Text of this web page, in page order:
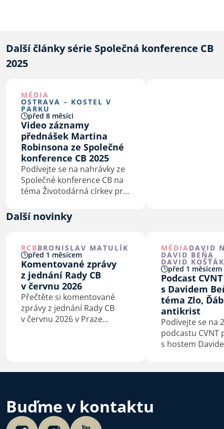
Další články série Společná konference CB
2025
MÉDIA
OSTRAVA – KOSTEL V
PARKU
před 8 měsíci
Video záznamy
přednášek Martina
Robinsona ze Společné
konference CB 2025
Podívejte se na nahrávky ze
Společné konference CB na
téma Životodárná církev pro
v Parku v Ostravě.
Další novinky
RCBBRONISLAV MATULÍK
před 1 měsícem
Komentované zprávy
z jednání Rady CB
v červnu 2026
Přečtěte si komentované
zprávy z jednání Rady CB
v červnu 2026 v Praze
MÉDIADAVID
DAVID BEŇA
DAVID KOŠŤÁK
před 1 měsícem
Podcast CVNT
s Davidem
téma Zlo,
antikrist
Podívejte se na
podcastu CVNT
s hostem
Buďme v kontaktu